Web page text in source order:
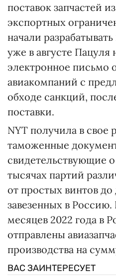
поставок запчастей
экспортных
начали
уже в августе Пацуля
электронное письмо
авиакомпаний с
обходе санкций,
поставки.
NYT получила в свое
таможенные
свидетельствующие
тысячах партий
от простых винтов до
завезенных в Россию.
месяцев 2022 года в
отправлены
производства на
ВАС ЗАИНТЕРЕСУЕТ